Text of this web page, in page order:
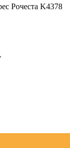
Рочеста K4378